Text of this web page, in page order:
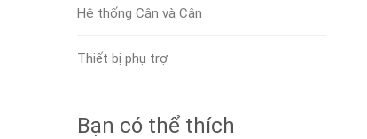
Hệ thống Cân và Cân
Thiết bị phụ trợ
Bạn có thể thích